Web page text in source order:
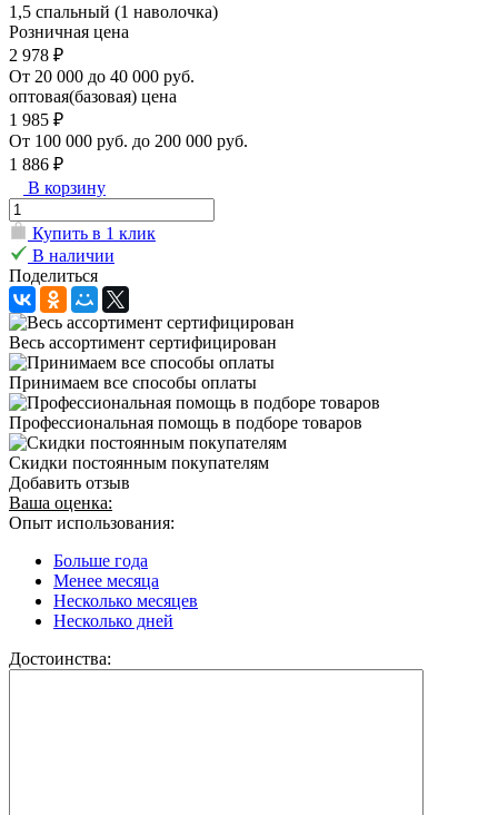
1,5 спальный (1 наволочка)
Розничная цена
2 978 ₽
От 20 000 до 40 000 руб.
оптовая(базовая) цена
1 985 ₽
От 100 000 руб. до 200 000 руб.
1 886 ₽
В корзину
Купить в 1 клик
В наличии
Поделиться
Весь ассортимент сертифицирован
Принимаем все способы оплаты
Профессиональная помощь в подборе товаров
Скидки постоянным покупателям
Добавить отзыв
Ваша оценка:
Опыт использования:
Больше года
Менее месяца
Несколько месяцев
Несколько дней
Достоинства: